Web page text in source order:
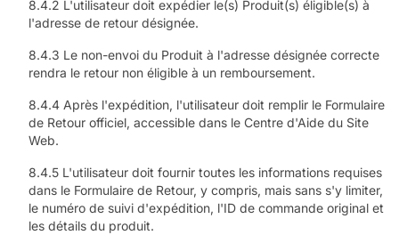
8.4.2 L'utilisateur doit expédier le(s) Produit(s) éligible(s) à
l'adresse de retour désignée.
8.4.3 Le non-envoi du Produit à l'adresse désignée correcte
rendra le retour non éligible à un remboursement.
8.4.4 Après l'expédition, l'utilisateur doit remplir le Formulaire
de Retour officiel, accessible dans le Centre d'Aide du Site
Web.
8.4.5 L'utilisateur doit fournir toutes les informations requises
dans le Formulaire de Retour, y compris, mais sans s'y limiter,
le numéro de suivi d'expédition, l'ID de commande original et
les détails du produit.